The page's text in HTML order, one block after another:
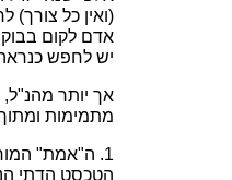
(ואין כל
יש לחפש
אך יותר
מתמימות ומתוך
1. ה"אמת"
הטכסט הדתי